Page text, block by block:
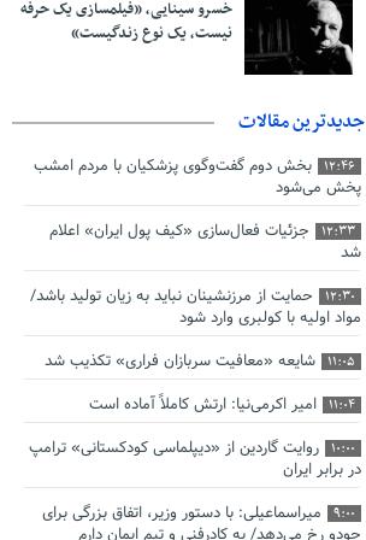
خسرو سینایی، «فیلمسازی یک حرفه
نیست، یک نوع زندگیست»
جدیدترین مقالات
12:46
بخش دوم گفت‌وگوی پزشکیان با مردم امشب
پخش می‌شود
12:33
جزئیات فعال‌سازی «کیف پول ایران» اعلام
شد
12:30
حمایت از مرزنشینان نباید به زیان تولید باشد/
مواد اولیه با کولبری وارد شود
11:05 شایعه «معافیت سربازان فراری» تکذیب شد
11:04 امیر اکرمی‌نیا: ارتش کاملاً آماده است
10:00
روایت گاردین از «دیپلماسی کودکستانی» ترامپ
در برابر ایران
9:00
میراسماعیلی: با دستور وزیر، اتفاق بزرگی برای